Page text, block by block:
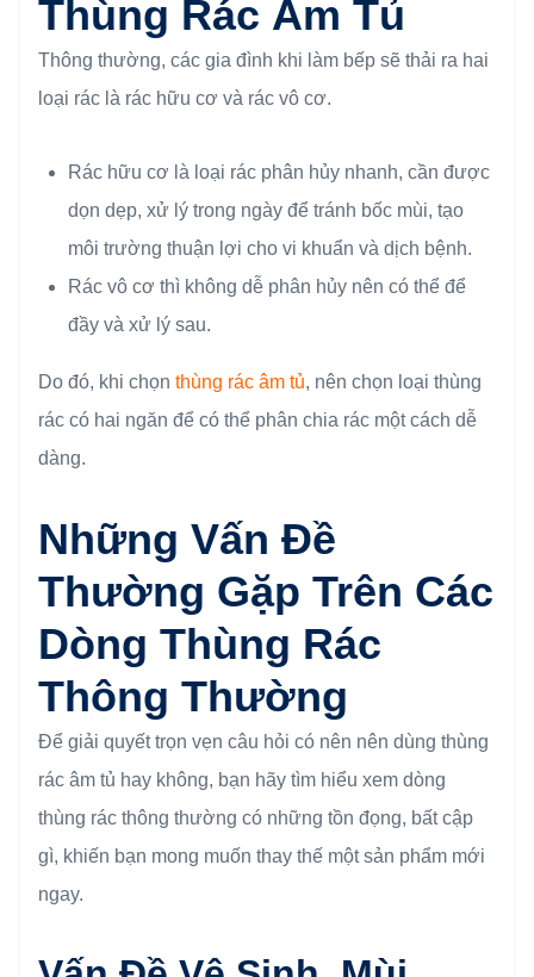
Thùng Rác Âm Tủ
Thông thường, các gia đình khi làm bếp sẽ thải ra hai
loại rác là rác hữu cơ và rác vô cơ.
Rác hữu cơ là loại rác phân hủy nhanh, cần được
dọn dẹp, xử lý trong ngày để tránh bốc mùi, tạo
môi trường thuận lợi cho vi khuẩn và dịch bệnh.
Rác vô cơ thì không dễ phân hủy nên có thể để
đầy và xử lý sau.
Do đó, khi chọn thùng rác âm tủ, nên chọn loại thùng
rác có hai ngăn để có thể phân chia rác một cách dễ
dàng.
Những Vấn Đề
Thường Gặp Trên Các
Dòng Thùng Rác
Thông Thường
Để giải quyết trọn vẹn câu hỏi có nên nên dùng thùng
rác âm tủ hay không, bạn hãy tìm hiểu xem dòng
thùng rác thông thường có những tồn đọng, bất cập
gì, khiến bạn mong muốn thay thế một sản phẩm mới
ngay.